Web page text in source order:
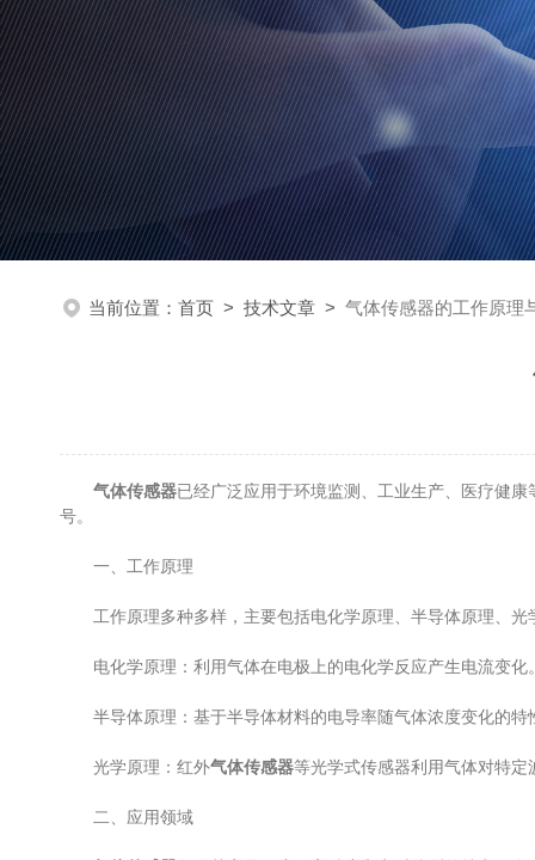
当前位置： 首页 > 技术文章 > 气体传感器的工作原理
气体传感器已经广泛应用于环境监测、工业生产、医疗健
号。
一、工作原理
工作原理多种多样，主要包括电化学原理、半导体原理、光
电化学原理：利用气体在电极上的电化学反应产生电流变化
半导体原理：基于半导体材料的电导率随气体浓度变化的特
光学原理：红外气体传感器等光学式传感器利用气体对特
二、应用领域